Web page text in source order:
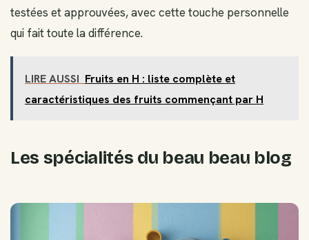
testées et approuvées, avec cette touche personnelle
qui fait toute la différence.
LIRE AUSSI Fruits en H : liste complète et
caractéristiques des fruits commençant par H
Les spécialités du beau beau blog